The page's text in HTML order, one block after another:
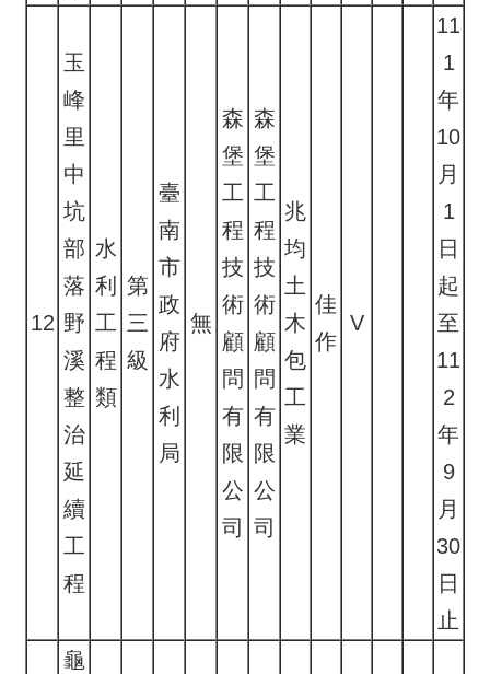
12
玉
峰
里
中
坑
部
落
野
溪
整
治
延
續
工
程
水
利
工
程
類
第
三
級
臺
南
市
政
府
水
利
局
無
森
堡
工
程
技
術
顧
問
有
限
公
司
森
堡
工
程
技
術
顧
問
有
限
公
司
兆
均
土
木
包
工
業
佳
作
V
11
1
年
10
月
1
日
起
至
11
2
年
9
月
30
日
止
龜